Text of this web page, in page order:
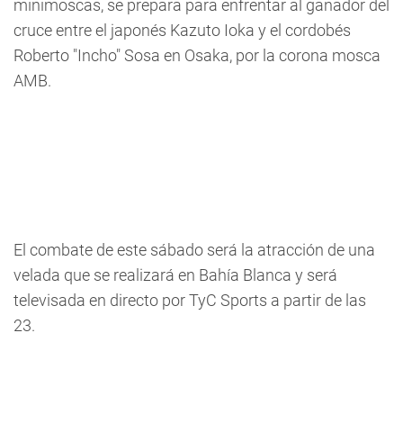
minimoscas, se prepara para enfrentar al ganador del
cruce entre el japonés Kazuto Ioka y el cordobés
Roberto "Incho" Sosa en Osaka, por la corona mosca
AMB.
El combate de este sábado será la atracción de una
velada que se realizará en Bahía Blanca y será
televisada en directo por TyC Sports a partir de las
23.